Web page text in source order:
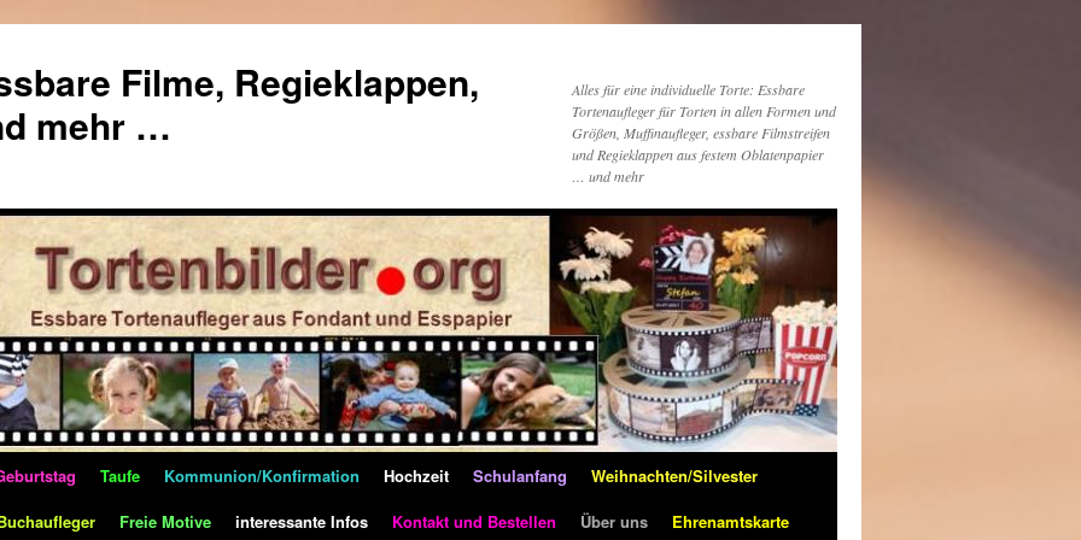
Filme, Regieklappen,
mehr …
Alles für eine individuelle Torte: Essbare
Tortenaufleger für Torten in allen Formen und
Größen, Muffinaufleger, essbare Filmstreifen
und Regieklappen aus festem Oblatenpapier
… und mehr
Taufe Kommunion/Konfirmation Hochzeit Schulanfang
Weihnachten/Silvester
Freie Motive interessante Infos Kontakt und Bestellen Über uns Ehrenamtskarte